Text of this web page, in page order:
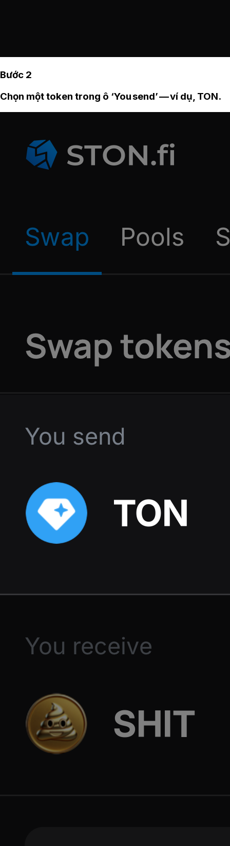
Bước 2
Chọn một token trong ô ‘You send’ — ví dụ, TON.